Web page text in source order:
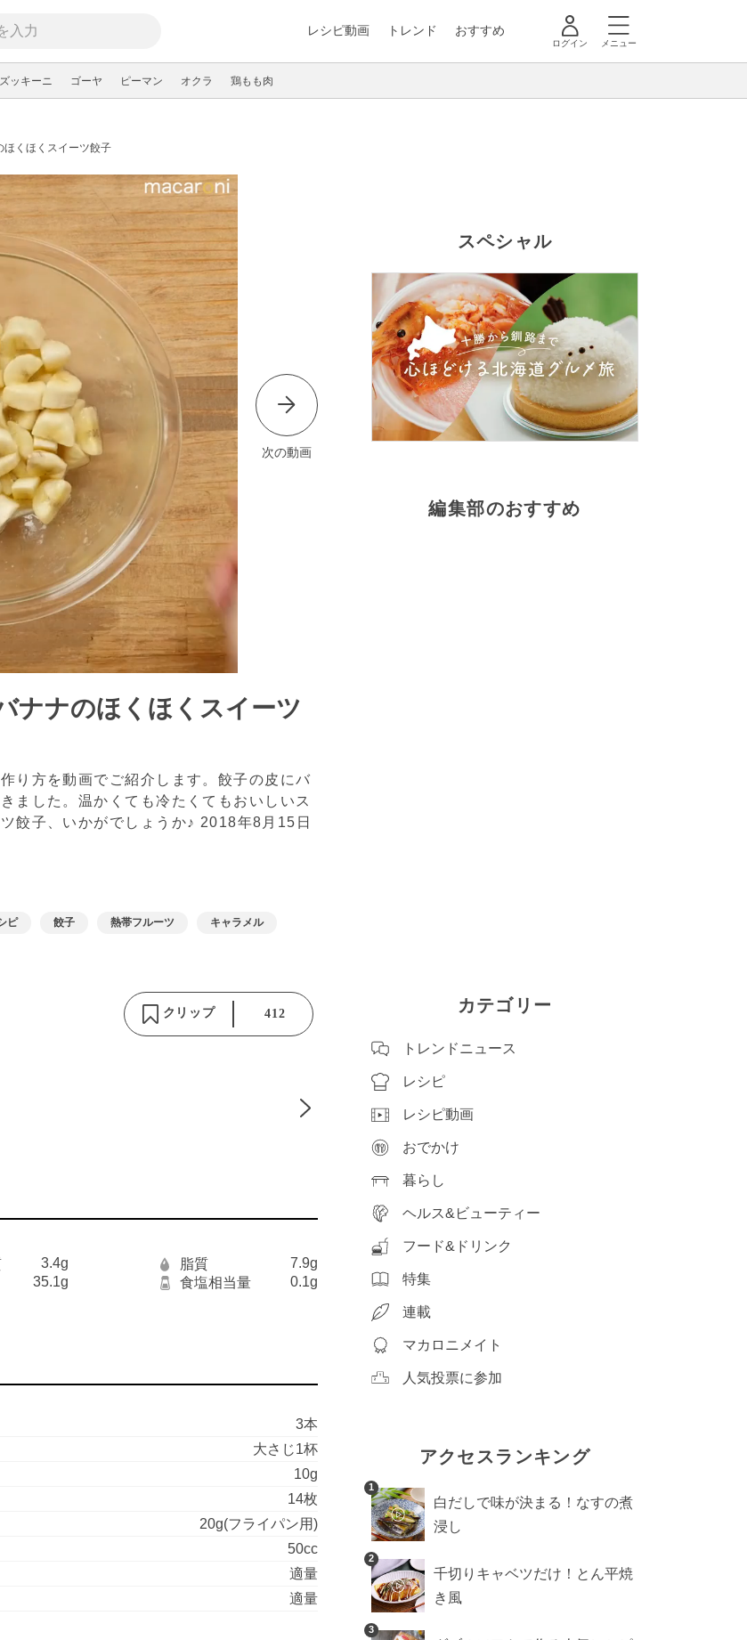
レシピ動画 トレンド おすすめ
ログイン メニュー
ズッキーニ ゴーヤ ピーマン オクラ 鶏もも肉
ほくほくスイーツ餃子
次の動画
ナナのほくほくスイーツ
り方を動画でご紹介します。餃子の皮にバ
ました。温かくても冷たくてもおいしいス
餃子、いかがでしょうか♪ 2018年8月15日
ピ 餃子 熱帯フルーツ キャラメル
クリップ 412
3.4g 脂質
7.9g
35.1g 食塩相当量 0.1g
3本
大さじ1杯
10g
14枚
20g(フライパン用)
50cc
適量
適量
スペシャル
編集部のおすすめ
カテゴリー
トレンドニュース
レシピ
レシピ動画
おでかけ
暮らし
ヘルス&ビューティー
フード&ドリンク
特集
連載
マカロニメイト
人気投票に参加
アクセスランキング
1
白だしで味が決まる！なすの煮
浸し
2
千切りキャベツだけ！とん平焼
き風
3